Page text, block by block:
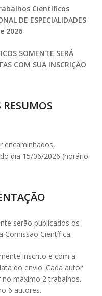
Científicos
DE ESPECIALIDADES
2026
SOMENTE SERÁ
COM SUA INSCRIÇÃO
encaminhados,
dia 15/06/2026 (horário
serão publicados os
Comissão Científica.
inscrito e com a
do envio. Cada autor
máximo 2 trabalhos.
6 autores.